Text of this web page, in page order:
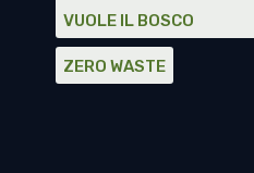
VUOLE IL BOSCO
ZERO WASTE